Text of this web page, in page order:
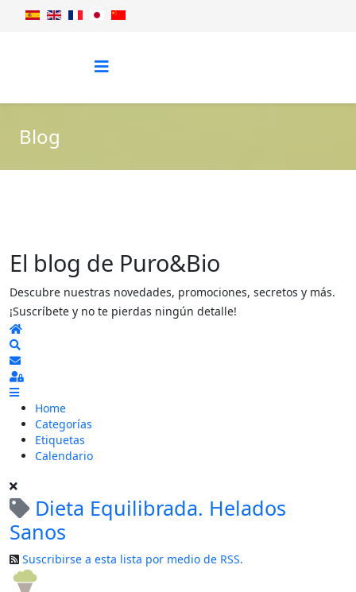
Blog
El blog de Puro&Bio
Descubre nuestras novedades, promociones, secretos y más.
¡Suscríbete y no te pierdas ningún detalle!
Home
Suscribirse a las actualizaciones
Sign In
Home
Categorías
Etiquetas
Calendario
Dieta Equilibrada. Helados
Sanos
Suscribirse a esta lista por medio de RSS.